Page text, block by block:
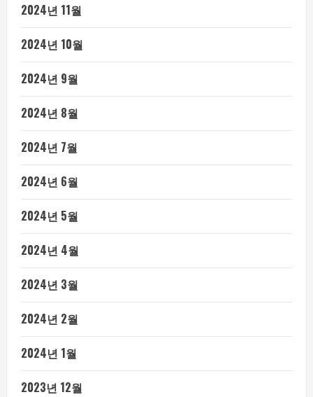
2024년 11월
2024년 10월
2024년 9월
2024년 8월
2024년 7월
2024년 6월
2024년 5월
2024년 4월
2024년 3월
2024년 2월
2024년 1월
2023년 12월